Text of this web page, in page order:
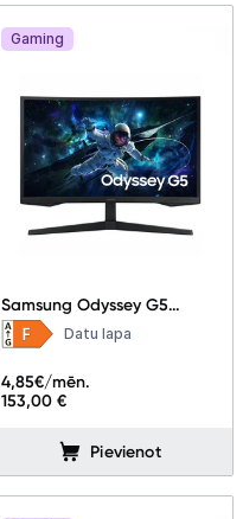
Gaming
Samsung Odyssey G5
LS27CG552EUXEN 27"
Datu lapa
153,00 €
4,85€/mēn.
Pievienot